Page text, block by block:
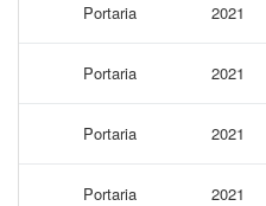
Portaria 2021
Portaria 2021
Portaria 2021
Portaria 2021